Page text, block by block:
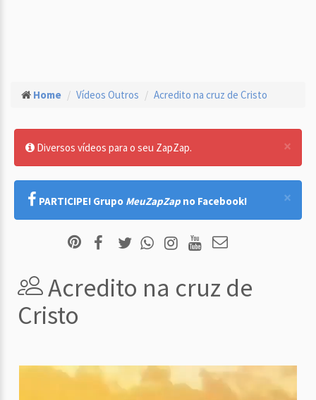
Home Vídeos Outros Acredito na cruz de Cristo
×
Diversos vídeos para o seu ZapZap.
×
PARTICIPE! Grupo MeuZapZap no Facebook!
Acredito na cruz de
Cristo